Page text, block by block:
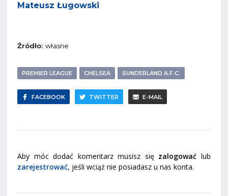
Mateusz Ługowski
Źródło: własne
PREMIER LEAGUE CHELSEA SUNDERLAND A.F.C.
FACEBOOK TWITTER E-MAIL
Aby móc dodać komentarz musisz się zalogować lub
zarejestrować, jeśli wciąż nie posiadasz u nas konta.